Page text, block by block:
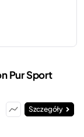
Pur Sport
Szczegóły